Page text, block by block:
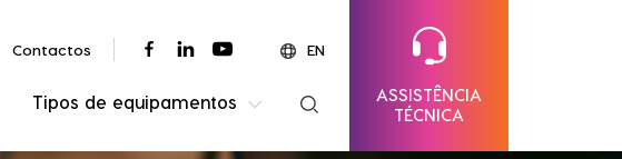
Contactos EN
Tipos de equipamentos
ASSISTÊNCIA
TÉCNICA